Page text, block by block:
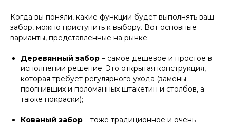
Когда вы поняли, какие функции будет выполнять ваш
забор, можно приступить к выбору. Вот основные
варианты, представленные на рынке:
Деревянный забор – самое дешевое и простое в
исполнении решение. Это открытая конструкция,
которая требует регулярного ухода (замены
прогнивших и поломанных штакетин и столбов, а
также покраски);
Кованый забор – тоже традиционное и очень